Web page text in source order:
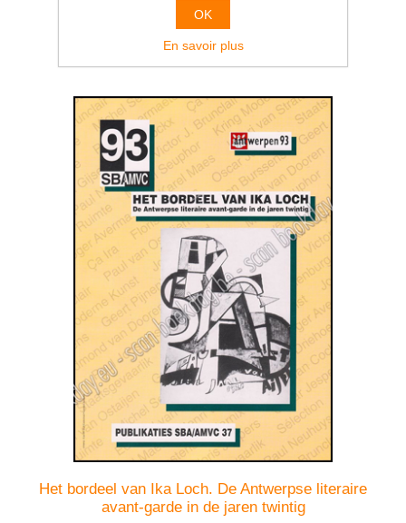
Het bordeel van Ika Loch. De Antwerpse literaire
avant-garde in de jaren twintig
OK
En savoir plus